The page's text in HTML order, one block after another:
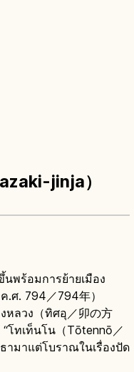
jinja）
นพร้อมการย้ายเมือง
.ศ. 794／794年）
หลวง（ทิศอุ／卯の方
โทเท็นโน（Tōtennō／
ามาแต่โบราณในเรื่องปัด